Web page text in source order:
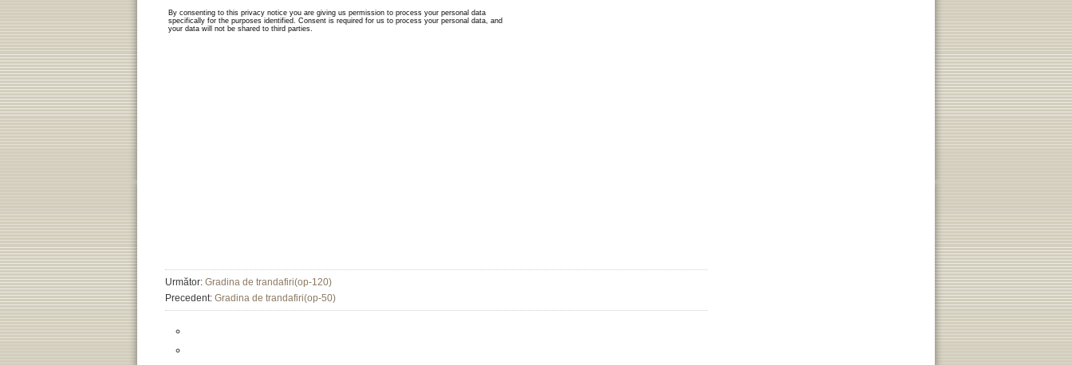
Următor: Gradina de trandafiri(op-120)
Precedent: Gradina de trandafiri(op-50)